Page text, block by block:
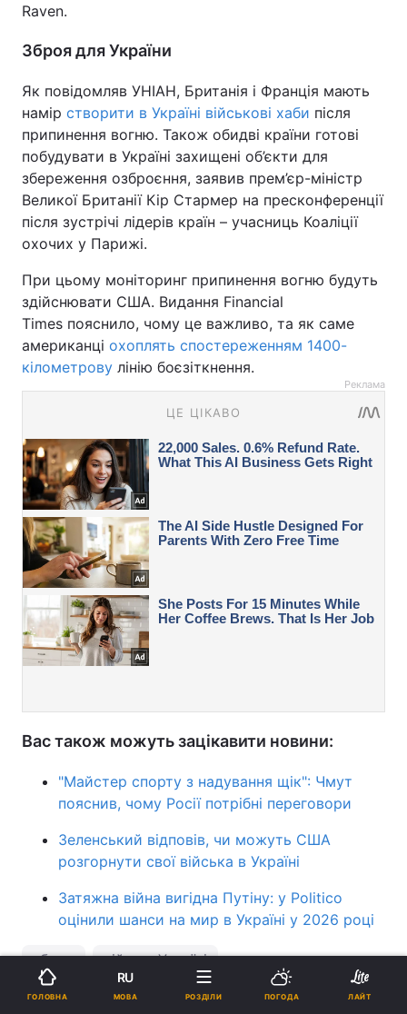
Raven.
Зброя для України
Як повідомляв УНІАН, Британія і Франція мають
намір створити в Україні військові хаби після
припинення вогню. Також обидві країни готові
побудувати в Україні захищені об’єкти для
збереження озброєння, заявив прем’єр-міністр
Великої Британії Кір Стармер на пресконференції
після зустрічі лідерів країн – учасниць Коаліції
охочих у Парижі.
При цьому моніторинг припинення вогню будуть
здійснювати США. Видання Financial
Times пояснило, чому це важливо, та як саме
американці охоплять спостереженням 1400-
кілометрову лінію боєзіткнення.
Реклама
Вас також можуть зацікавити новини:
"Майстер спорту з надування щік": Чмут
пояснив, чому Росії потрібні переговори
Зеленський відповів, чи можуть США
розгорнути свої війська в Україні
Затяжна війна вигідна Путіну: у Politico
оцінили шанси на мир в Україні у 2026 році
зброя війна в Україні
ГОЛОВНА
RU
МОВА РОЗДІЛИ ПОГОДА ЛАЙТ